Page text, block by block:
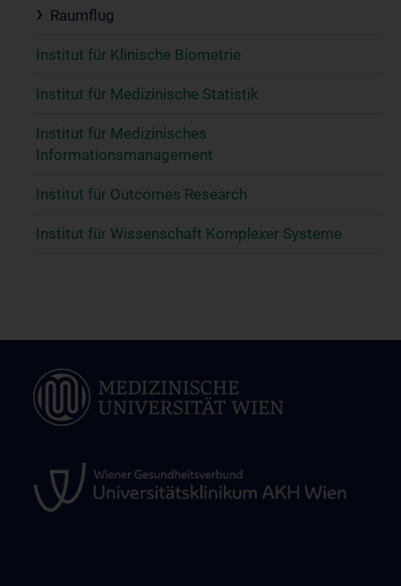
Raumflug
Institut für Klinische Biometrie
Institut für Medizinische Statistik
Institut für Medizinisches
Informationsmanagement
Institut für Outcomes Research
Institut für Wissenschaft Komplexer Systeme